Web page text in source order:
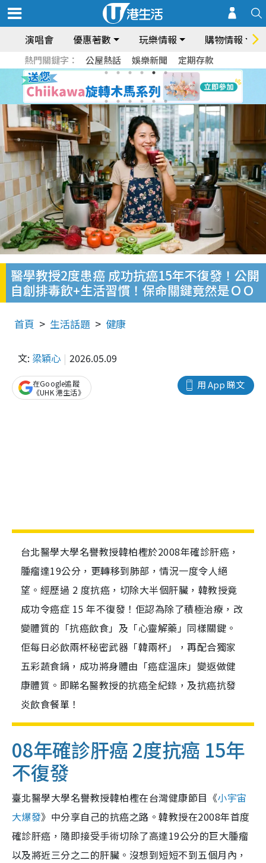
演唱會 優惠著數 玩樂情報 購物情報
熱門關鍵字： 公屋熱話 娛樂新聞 定期存款
醫學教授2度患癌 成功抗癌15年不復發！公開
自創排毒飲+生活習慣！保命關鍵竟然是ＯＯ
首頁 生活話題 健康
文: 梁穎心 2026.05.09
用 App 睇文
在Google追蹤
《UHK 港生活》
台北醫學大學名譽教授韓柏檉於2008年確診肝癌，
腫瘤達19公分，更轉移到肺部，情況一度令人絕
望。經歷過 2 度抗癌，切除大半個肝臟，韓教授竟
成功令癌症 15 年不復發！佢認為除了積極治療，改
變體質的「抗癌飲食」及「心靈解藥」同樣關鍵。
佢每日必飲兩杯秘密武器「韓兩杯」，再配合獨家
五彩蔬食鍋，成功將身體由「癌症溫床」變返做健
康體質。即睇名醫教授的抗癌全紀錄，及抗癌抗發
炎飲食餐單！
08年確診肝癌 2度抗癌 15年
不復發
臺北醫學大學名譽教授韓柏檉在台灣健康節目《小宇宙
大爆發》中分享自己的抗癌之路。韓教授在2008年首度
確診肝癌，隨即接受手術切除了高達19公分的巨大腫瘤
以及將近三分之二的肝臟。沒想到短短不到五個月內，